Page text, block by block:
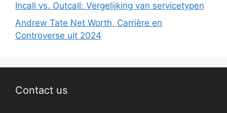
Incall vs. Outcall: Vergelijking van servicetypen
Andrew Tate Net Worth, Carrière en
Controverse uit 2024
Contact us